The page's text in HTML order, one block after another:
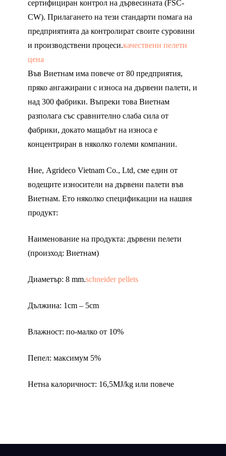
сертифициран контрол на дървесината (FSC-
CW). Прилагането на тези стандарти помага на
предприятията да контролират своите суровини
и производствени процеси.качествени пелети
цена
Във Виетнам има повече от 80 предприятия,
пряко ангажирани с износа на дървени палети, и
над 300 фабрики. Въпреки това Виетнам
разполага със сравнително слаба сила от
фабрики, докато мащабът на износа е
концентриран в няколко големи компании.
Ние, Agrideco Vietnam Co., Ltd, сме един от
водещите износители на дървени палети във
Виетнам. Ето няколко спецификации на нашия
продукт:
Наименование на продукта: дървени пелети
(произход: Виетнам)
Диаметър: 8 mm.schneider pellets
Дължина: 1cm – 5cm
Влажност: по-малко от 10%
Пепел: максимум 5%
Нетна калоричност: 16,5MJ/kg или повече